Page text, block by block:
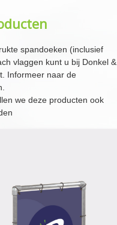
spandoeken (inclusief
vlaggen kunt u bij Donkel &
Informeer naar de
we deze producten ook